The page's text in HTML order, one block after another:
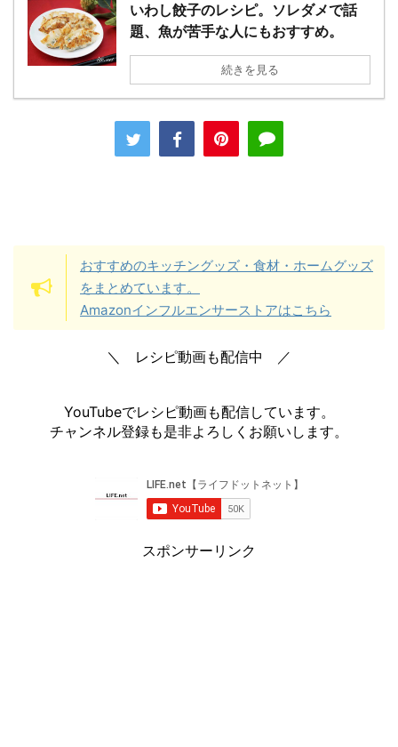
いわし餃子のレシピ。ソレダメで話
題、魚が苦手な人にもおすすめ。
続きを見る
おすすめのキッチングッズ・食材・ホームグッズ
をまとめています。
Amazonインフルエンサーストアはこちら
＼ レシピ動画も配信中 ／
YouTubeでレシピ動画も配信しています。
チャンネル登録も是非よろしくお願いします。
スポンサーリンク